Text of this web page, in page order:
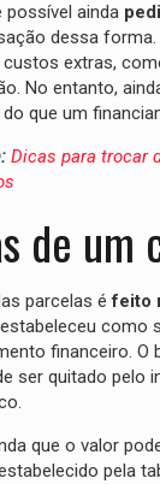
possível ainda
dessa
extras,
No entanto,
que um
Dicas para trocar
de um
parcelas é feito
como
financeiro. O
ser quitado pelo
que o valor
pela